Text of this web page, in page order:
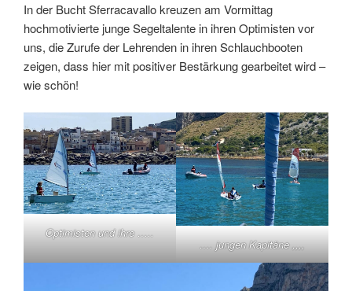
In der Bucht Sferracavallo kreuzen am Vormittag
hochmotivierte junge Segeltalente in ihren Optimisten vor
uns, die Zurufe der Lehrenden in ihren Schlauchbooten
zeigen, dass hier mit positiver Bestärkung gearbeitet wird –
wie schön!
Optimisten und ihre …..
…. jungen Kapitäne ,,,,